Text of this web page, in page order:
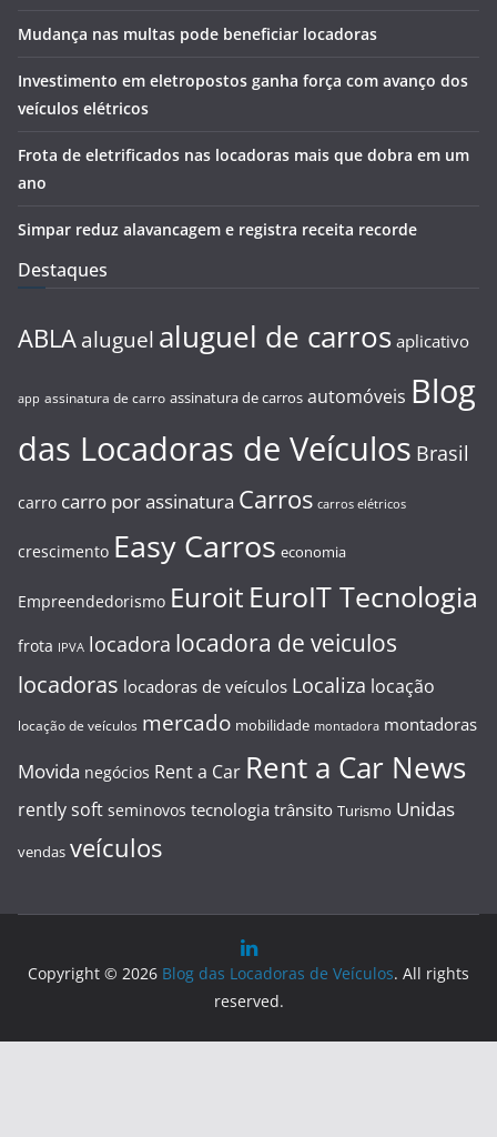
Mudança nas multas pode beneficiar locadoras
Investimento em eletropostos ganha força com avanço dos
veículos elétricos
Frota de eletrificados nas locadoras mais que dobra em um
ano
Simpar reduz alavancagem e registra receita recorde
Destaques
ABLA aluguel aluguel de carros aplicativo
app assinatura de carro assinatura de carros automóveis Blog
das Locadoras de Veículos Brasil
carro carro por assinatura Carros carros elétricos
crescimento Easy Carros economia
Empreendedorismo Euroit EuroIT Tecnologia
frota IPVA locadora locadora de veiculos
locadoras locadoras de veículos Localiza locação
locação de veículos mercado mobilidade montadora montadoras
Movida negócios Rent a Car Rent a Car News
rently soft seminovos tecnologia trânsito Turismo Unidas
vendas veículos
Copyright © 2026 Blog das Locadoras de Veículos. All rights
reserved.